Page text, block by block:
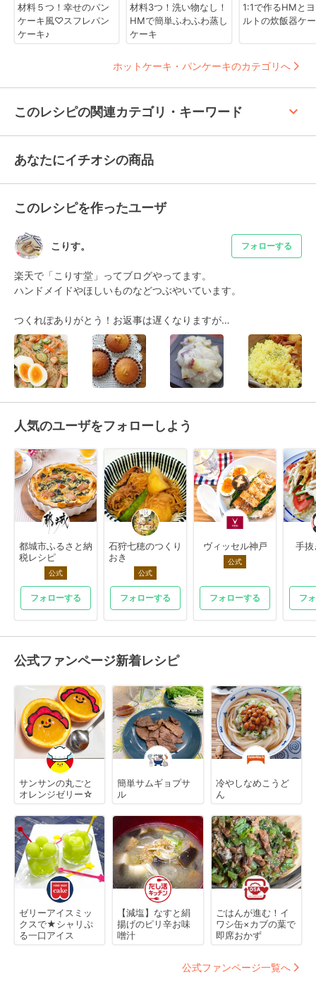
材料５つ！幸せのパン
ケーキ風♡スフレパン
ケーキ♪
材料3つ！洗い物なし！
HMで簡単ふわふわ蒸し
ケーキ
1:1で作るHMと
ルトの炊飯器ケ
ホットケーキ・パンケーキのカテゴリへ
このレシピの関連カテゴリ・キーワード keyboard_arrow_up
あなたにイチオシの商品
このレシピを作ったユーザ
こりす。 フォローする
楽天で「こりす堂」ってブログやってます。
ハンドメイドやほしいものなどつぶやいています。
つくれぽありがとう！お返事は遅くなりますが…
人気のユーザをフォローしよう
都城市ふるさと納
税レシピ
公式
フォローする
石狩七穂のつくり
おき
公式
フォローする
ヴィッセル神戸
公式
フォローする
手抜
フ
公式ファンページ新着レシピ
サンサンの丸ごと
オレンジゼリー☆
簡単サムギョプサ
ル
冷やしなめこうど
ん
ゼリーアイスミッ
クスで★シャリぷ
る一口アイス
【減塩】なすと絹
揚げのピリ辛お味
噌汁
ごはんが進む！イ
ワシ缶×カブの葉で
即席おかず
公式ファンページ一覧へ